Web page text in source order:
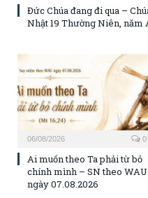
Đức Chúa đang đi qua –
Nhật 19 Thường Niên, năm
06/08/2026 0
Ai muốn theo Ta phải từ bỏ
chính mình – SN theo WAU
ngày 07.08.2026